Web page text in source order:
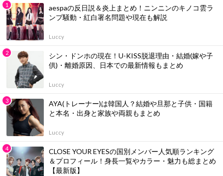
aespaの反日説＆炎上まとめ！ニンニンのキノコ雲ラ
ンプ騒動・紅白署名問題や現在も解説
Luccy
シン・ドンホの現在！U-KISS脱退理由・結婚(嫁や子
供)・離婚原因、日本での最新情報もまとめ
Luccy
AYA(トレーナー)は韓国人？結婚や旦那と子供・国籍
と本名・出身と家族や両親もまとめ
Luccy
CLOSE YOUR EYESの国別メンバー人気順ランキング
＆プロフィール！身長一覧やカラー・魅力も総まとめ
【最新版】